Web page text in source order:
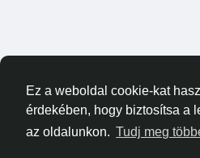
Ez a weboldal cookie-kat
érdekében, hogy biztosítsa a
az oldalunkon. Tudj meg